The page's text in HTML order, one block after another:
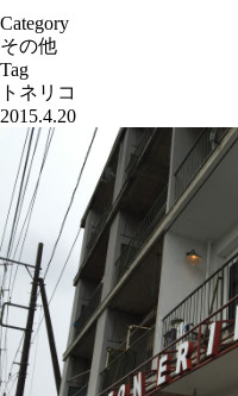
Category
その他
Tag
トネリコ
2015.4.20